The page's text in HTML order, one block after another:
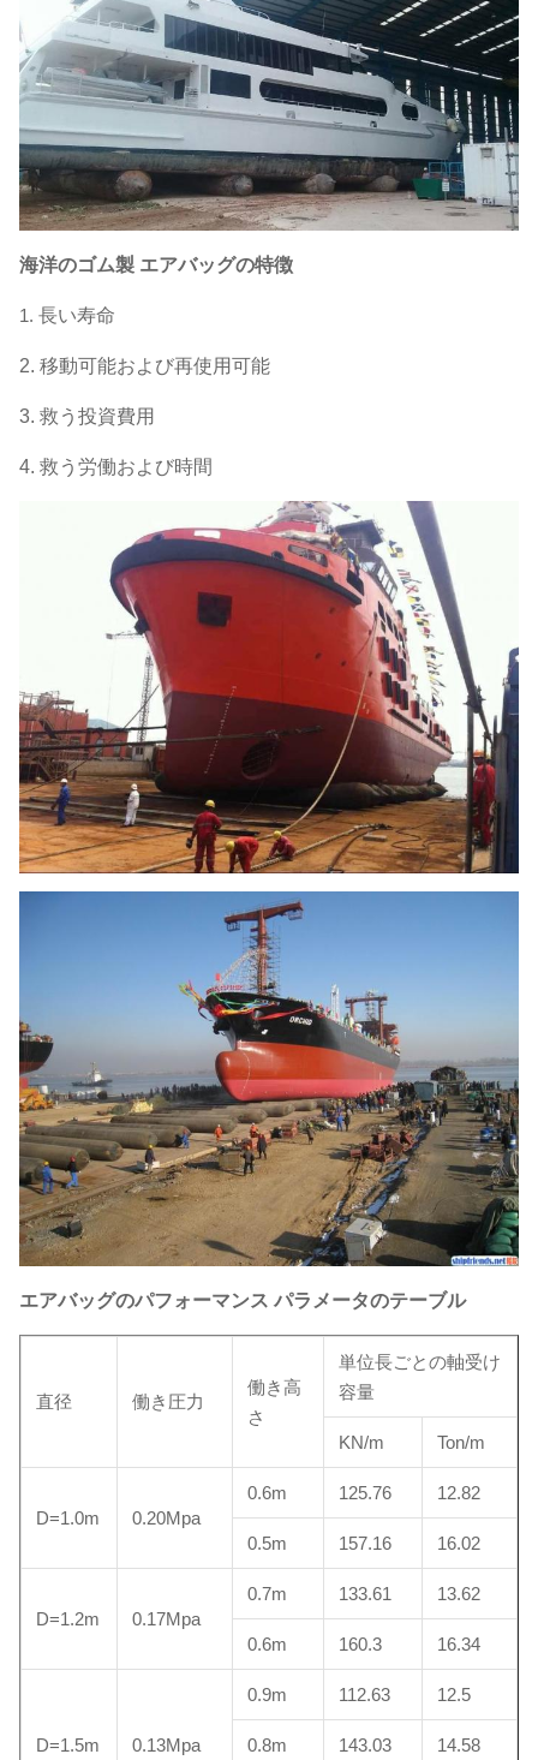
海洋のゴム製 エアバッグの特徴
1. 長い寿命
2. 移動可能および再使用可能
3. 救う投資費用
4. 救う労働および時間
エアバッグのパフォーマンス パラメータのテーブル
直径 働き圧力
働き高
さ
単位長ごとの軸受け
容量
KN/m Ton/m
D=1.0m 0.20Mpa
0.6m 125.76 12.82
0.5m 157.16 16.02
D=1.2m 0.17Mpa
0.7m 133.61 13.62
0.6m 160.3 16.34
D=1.5m 0.13Mpa
0.9m 112.63 12.5
0.8m 143.03 14.58